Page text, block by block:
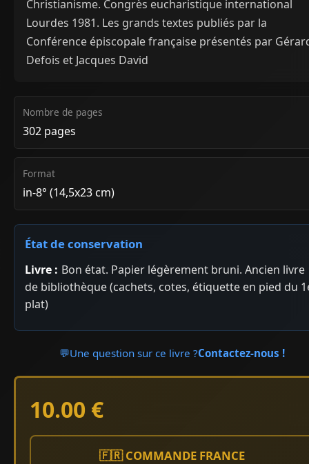
Christianisme. Congrès eucharistique international
Lourdes 1981. Les grands textes publiés par la
Conférence épiscopale française présentés par
Defois et Jacques David
Nombre de pages
302 pages
Format
in-8° (14,5x23 cm)
État de conservation
Livre : Bon état. Papier légèrement bruni. Ancien livre
de bibliothèque (cachets, cotes, étiquette en pied du
plat)
💬Une question sur ce livre ?Contactez-nous !
10.00 €
🇫🇷 COMMANDE FRANCE